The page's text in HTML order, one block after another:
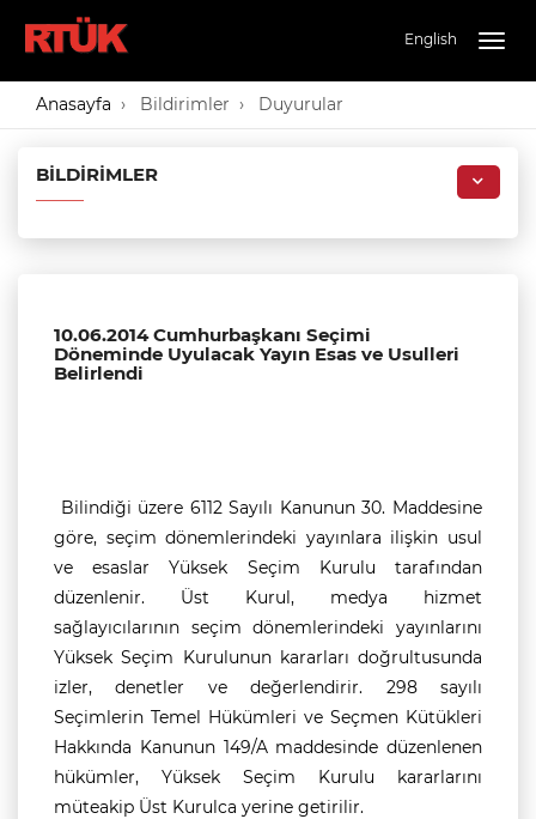
English
Anasayfa Bildirimler Duyurular
BILDIRIMLER
10.06.2014 Cumhurbaşkanı Seçimi
Döneminde Uyulacak Yayın Esas ve Usulleri
Belirlendi
Bilindiği üzere 6112 Sayılı Kanunun 30. Maddesine
göre, seçim dönemlerindeki yayınlara ilişkin usul
ve esaslar Yüksek Seçim Kurulu tarafından
düzenlenir. Üst Kurul, medya hizmet
sağlayıcılarının seçim dönemlerindeki yayınlarını
Yüksek Seçim Kurulunun kararları doğrultusunda
izler, denetler ve değerlendirir. 298 sayılı
Seçimlerin Temel Hükümleri ve Seçmen Kütükleri
Hakkında Kanunun 149/A maddesinde düzenlenen
hükümler, Yüksek Seçim Kurulu kararlarını
müteakip Üst Kurulca yerine getirilir.